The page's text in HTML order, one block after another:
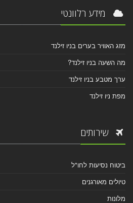
מידע רלוונטי
מזג האוויר בערים בניו זילנד
מה השעה בניו זילנד?
ערך מטבע בניו זילנד
מפת ניו זילנד
שירותים
ביטוח נסיעות לחו"ל
טיולים מאורגנים
מלונות